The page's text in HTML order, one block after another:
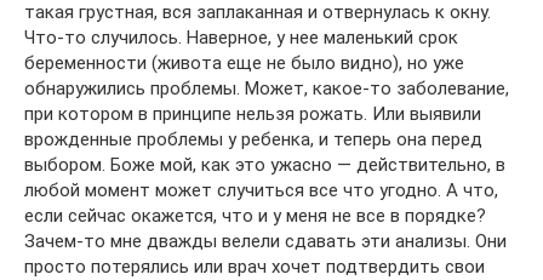
такая грустная, вся заплаканная и отвернулась к окну.
Что-то случилось. Наверное, у нее маленький срок
беременности (живота еще не было видно), но уже
обнаружились проблемы. Может, какое-то заболевание,
при котором в принципе нельзя рожать. Или выявили
врожденные проблемы у ребенка, и теперь она перед
выбором. Боже мой, как это ужасно — действительно, в
любой момент может случиться все что угодно. А что,
если сейчас окажется, что и у меня не все в порядке?
Зачем-то мне дважды велели сдавать эти анализы. Они
просто потерялись или врач хочет подтвердить свои